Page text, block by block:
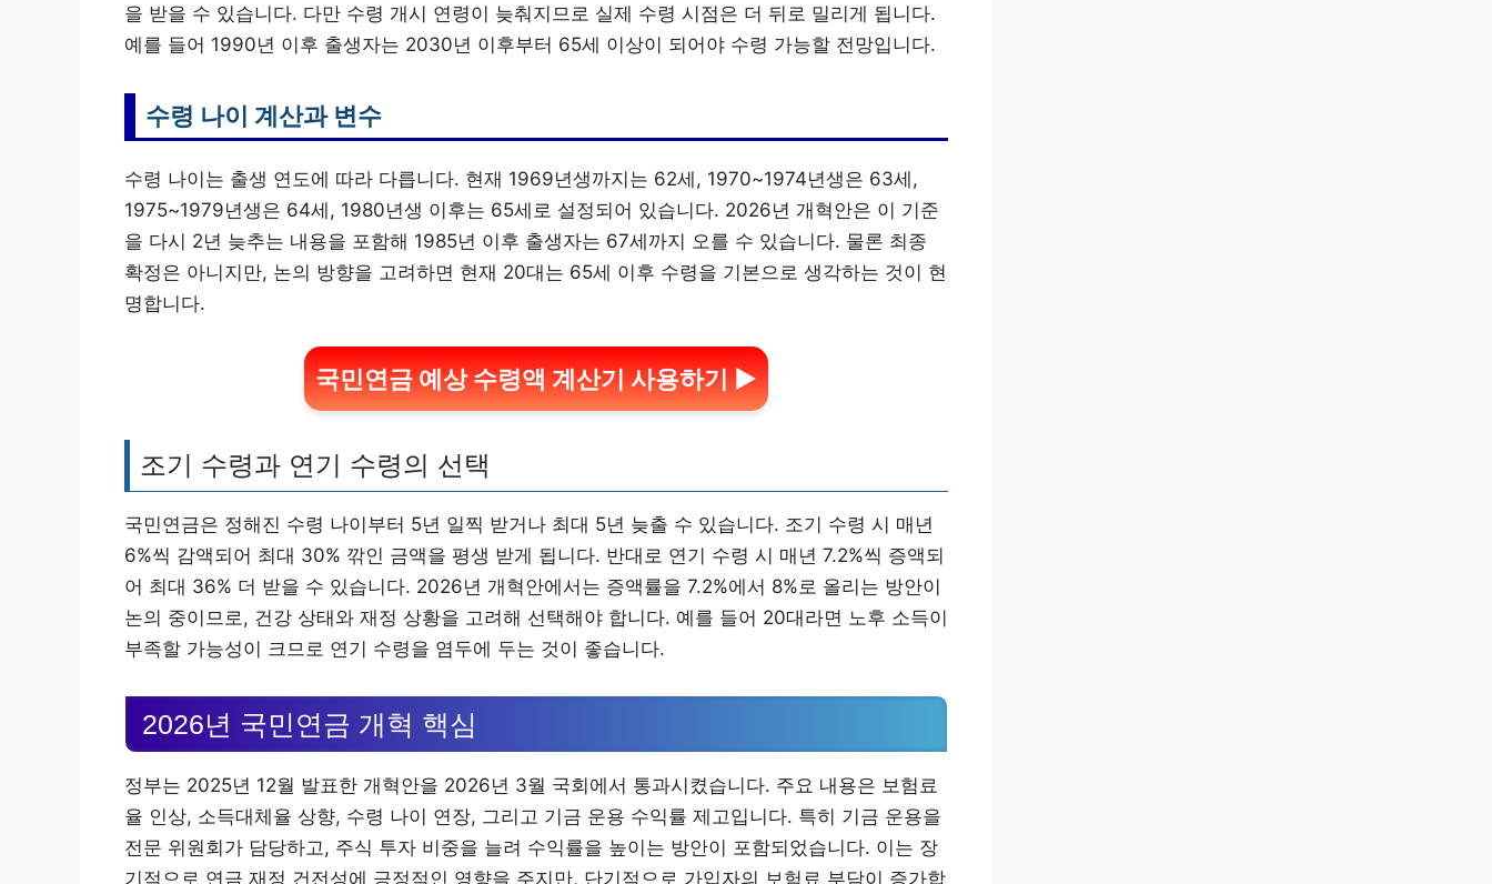
을 받을 수 있습니다. 다만 수령 개시 연령이 늦춰지므로 실제 수령 시점은 더 뒤로 밀리게 됩니다.
예를 들어 1990년 이후 출생자는 2030년 이후부터 65세 이상이 되어야 수령 가능할 전망입니다.
수령 나이 계산과 변수
수령 나이는 출생 연도에 따라 다릅니다. 현재 1969년생까지는 62세, 1970~1974년생은 63세,
1975~1979년생은 64세, 1980년생 이후는 65세로 설정되어 있습니다. 2026년 개혁안은 이 기준
을 다시 2년 늦추는 내용을 포함해 1985년 이후 출생자는 67세까지 오를 수 있습니다. 물론 최종
확정은 아니지만, 논의 방향을 고려하면 현재 20대는 65세 이후 수령을 기본으로 생각하는 것이 현
명합니다.
국민연금 예상 수령액 계산기 사용하기 ▶
조기 수령과 연기 수령의 선택
국민연금은 정해진 수령 나이부터 5년 일찍 받거나 최대 5년 늦출 수 있습니다. 조기 수령 시 매년
6%씩 감액되어 최대 30% 깎인 금액을 평생 받게 됩니다. 반대로 연기 수령 시 매년 7.2%씩 증액되
어 최대 36% 더 받을 수 있습니다. 2026년 개혁안에서는 증액률을 7.2%에서 8%로 올리는 방안이
논의 중이므로, 건강 상태와 재정 상황을 고려해 선택해야 합니다. 예를 들어 20대라면 노후 소득이
부족할 가능성이 크므로 연기 수령을 염두에 두는 것이 좋습니다.
2026년 국민연금 개혁 핵심
정부는 2025년 12월 발표한 개혁안을 2026년 3월 국회에서 통과시켰습니다. 주요 내용은 보험료
율 인상, 소득대체율 상향, 수령 나이 연장, 그리고 기금 운용 수익률 제고입니다. 특히 기금 운용을
전문 위원회가 담당하고, 주식 투자 비중을 늘려 수익률을 높이는 방안이 포함되었습니다. 이는 장
기적으로 연금 재정 건전성에 긍정적인 영향을 주지만, 단기적으로 가입자의 보험료 부담이 증가합